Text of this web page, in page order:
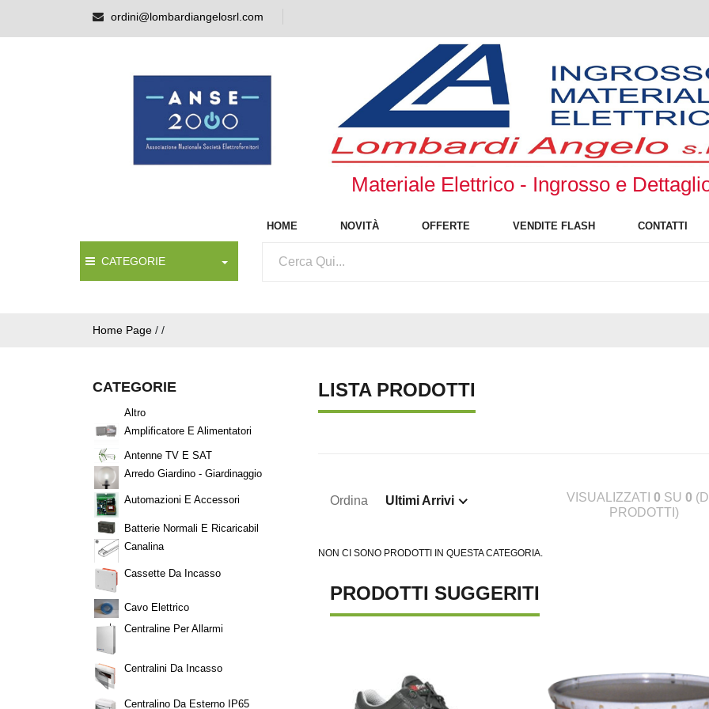
ordini@lombardiangelosrl.com
Materiale Elettrico - Ingrosso e
HOME NOVITÀ OFFERTE VENDITE FLASH CONTATTI
CATEGORIE
Home Page / /
CATEGORIE
Altro
Amplificatore E Alimentatori
Antenne TV E SAT
Arredo Giardino - Giardinaggio
Automazioni E Accessori
Batterie Normali E Ricaricabil
Canalina
Cassette Da Incasso
Cavo Elettrico
Centraline Per Allarmi
Centralini Da Incasso
Centralino Da Esterno IP65
LISTA PRODOTTI
Ordina Ultimi Arrivi VISUALIZZATI 0 SU 0
PRODOTTI)
NON CI SONO PRODOTTI IN QUESTA CATEGORIA.
PRODOTTI SUGGERITI